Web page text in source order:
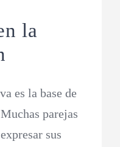
la
es la base de
parejas
sus